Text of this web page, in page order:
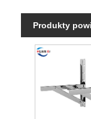
Produkty